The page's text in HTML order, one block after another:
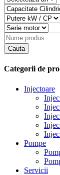
fi
alese
în
pagina
Categorii de
Injectoare
Pompe
Servicii